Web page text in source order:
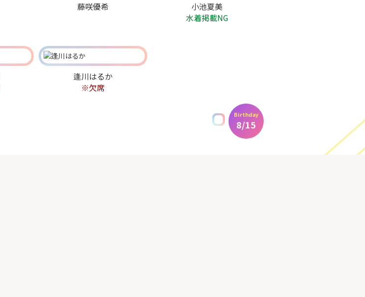
藤咲優希
小池夏美
水着掲載NG
Birthday
8/15
逢川はるか
※欠席
水着あり